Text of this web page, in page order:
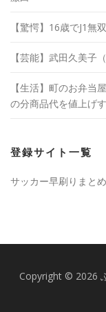
【驚愕】16歳でJ1無
【芸能】武田久美子
【生活】町のお弁当
の分商品代を値上げす
登録サイト一覧
サッカー早刷りまとめ
Copyright © 2026